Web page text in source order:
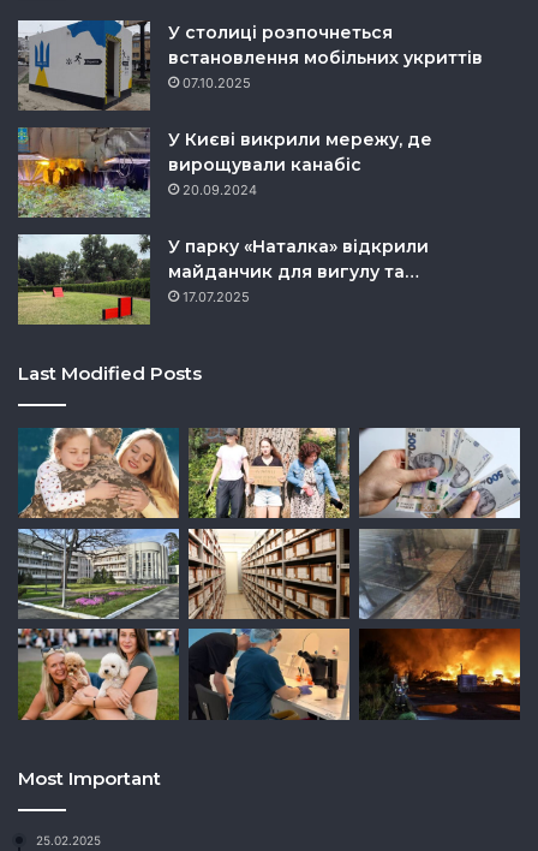
У столиці розпочнеться
встановлення мобільних укриттів
07.10.2025
У Києві викрили мережу, де
вирощували канабіс
20.09.2024
У парку «Наталка» відкрили
майданчик для вигулу та…
17.07.2025
Last Modified Posts
Most Important
25.02.2025